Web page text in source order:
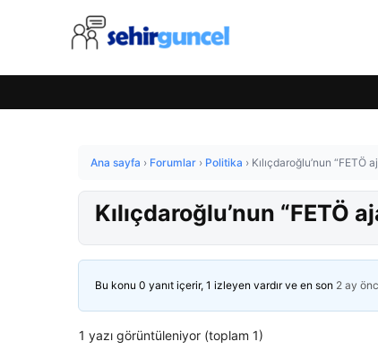
Ana sayfa › Forumlar › Politika › Kılıçdaroğlu’nun “FETÖ
Kılıçdaroğlu’nun “FETÖ
Bu konu 0 yanıt içerir, 1 izleyen vardır ve en son 2 ay
1 yazı görüntüleniyor (toplam 1)